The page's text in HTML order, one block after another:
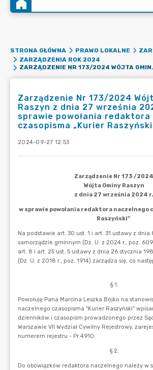
STRONA GŁÓWNA PRAWO LOKALNE
ZARZĄDZENIA ROK 2024
ZARZĄDZENIE NR 173/2024
Zarządzenie Nr 173/2024
Raszyn z dnia 27 września
sprawie powołania redaktora
czasopisma „Kurier
2024-09-27 12:53